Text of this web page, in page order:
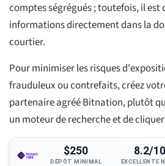
comptes ségrégués ; toutefois, il est
informations directement dans la
courtier.
Pour minimiser les risques
frauduleux ou contrefaits, créez
partenaire agréé Bitnation, plutôt
un moteur de recherche et de
$250
DÉPÔT MINIMAL
8.2/10
EXCELLENTE